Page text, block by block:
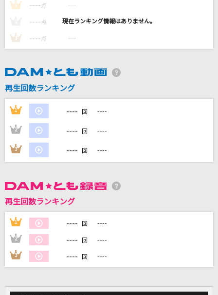
乃木坂46
[生音]Silly(4th ワンマンTour～20 twenty～)
メトロノーム
DAMの新曲・ランキングなど
カラオケをもっと楽しもう！
自宅でカラオケ歌い放題！
家族や友達と一緒に！練習にも！
1 ---- 点 ----
---- 点 ----
3 ---- 点 ----
再生回数ランキング
1 ---- 回 ----
2 ---- 回 ----
3 ---- 回 ----
再生回数ランキング
1 ---- 回 ----
2 ---- 回 ----
3 ---- 回 ----